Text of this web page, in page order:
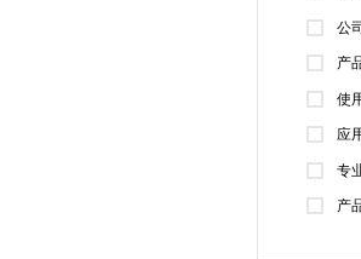
公
产
使
应
专
产